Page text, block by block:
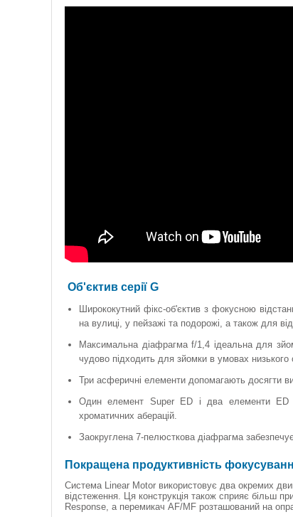
Об'єктив серії G
Ширококутний фікс-об'єктив з фокусною
на вулиці, у пейзажі та подорожі, а також для
Максимальна діафрагма f/1,4 ідеальна для
чудово підходить для зйомки в умовах низького
Три асферичні елементи допомагають досягти
Один елемент Super ED і два елементи ED
хроматичних аберацій.
Заокруглена 7-пелюсткова діафрагма
Покращена продуктивність
Система Linear Motor використовує два окремих
відстеження. Ця конструкція також сприяє більш
Response, а перемикач AF/MF розташований на